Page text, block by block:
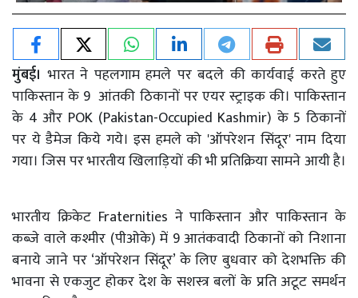
मुंबई। भारत ने पहलगाम हमले पर बदले की कार्यवाई करते हुए
पाकिस्तान के 9 आंतकी ठिकानों पर एयर स्ट्राइक की। पाकिस्तान
के 4 और POK (Pakistan-Occupied Kashmir) के 5 ठिकानों
पर ये डैमेज किये गये। इस हमले को 'ऑपरेशन सिंदूर' नाम दिया
गया। जिस पर भारतीय खिलाड़ियों की भी प्रतिक्रिया सामने आयी है।
भारतीय क्रिकेट Fraternities ने पाकिस्तान और पाकिस्तान के
कब्जे वाले कश्मीर (पीओके) में 9 आतंकवादी ठिकानों को निशाना
बनाये जाने पर ‘ऑपरेशन सिंदूर’ के लिए बुधवार को देशभक्ति की
भावना से एकजुट होकर देश के सशस्त्र बलों के प्रति अटूट समर्थन